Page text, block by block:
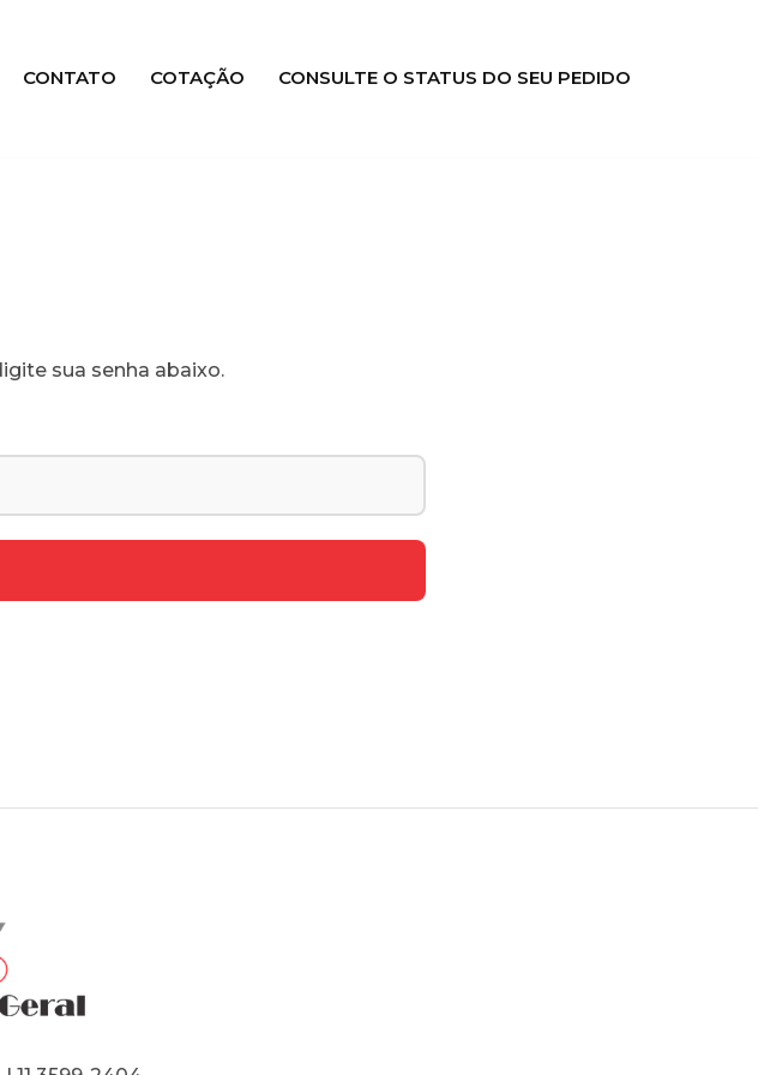
CONTATO COTAÇÃO CONSULTE O STATUS DO SEU PEDIDO
sua senha abaixo.